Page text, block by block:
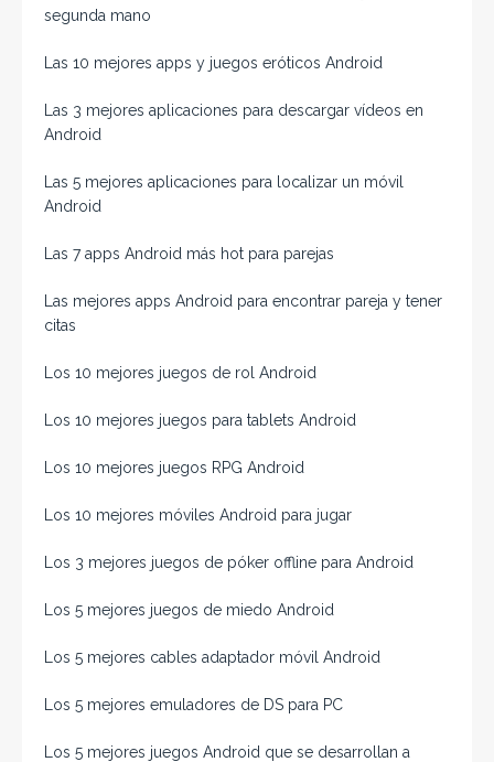
segunda mano
Las 10 mejores apps y juegos eróticos Android
Las 3 mejores aplicaciones para descargar vídeos en
Android
Las 5 mejores aplicaciones para localizar un móvil
Android
Las 7 apps Android más hot para parejas
Las mejores apps Android para encontrar pareja y tener
citas
Los 10 mejores juegos de rol Android
Los 10 mejores juegos para tablets Android
Los 10 mejores juegos RPG Android
Los 10 mejores móviles Android para jugar
Los 3 mejores juegos de póker offline para Android
Los 5 mejores juegos de miedo Android
Los 5 mejores cables adaptador móvil Android
Los 5 mejores emuladores de DS para PC
Los 5 mejores juegos Android que se desarrollan a